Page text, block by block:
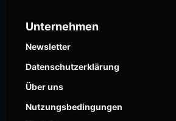
Unternehmen
Newsletter
Datenschutzerklärung
Über uns
Nutzungsbedingungen